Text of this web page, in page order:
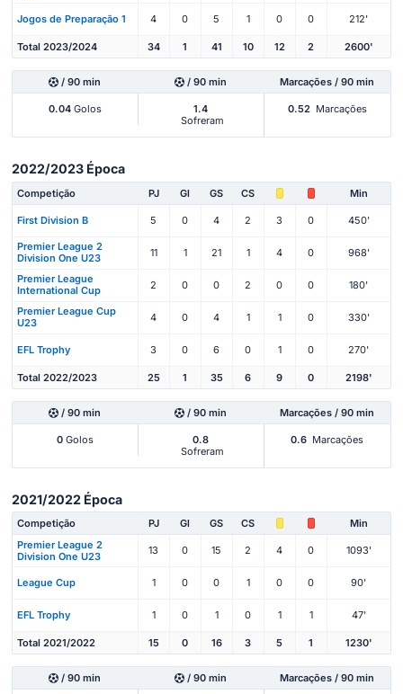
Jogos de Preparação 1 4 0 5 1 0 0 212'
Total 2023/2024 34 1 41 10 12 2 2600'
/ 90 min / 90 min Marcações / 90 min
0.04Golos
1.4
Sofreram
0.52 Marcações
2022/2023 Época
Competição PJ Gl GS CS Min
First Division B 5 0 4 2 3 0 450'
Premier League 2
Division One U23
11 1 21 1 4 0 968'
Premier League
International Cup
2 0 0 2 0 0 180'
Premier League Cup
U23
4 0 4 1 1 0 330'
EFL Trophy 3 0 6 0 1 0 270'
Total 2022/2023 25 1 35 6 9 0 2198'
/ 90 min / 90 min Marcações / 90 min
0Golos
0.8
Sofreram
0.6 Marcações
2021/2022 Época
Competição PJ Gl GS CS
Min
Premier League 2
Division One U23
13 0 15 2 4 0 1093'
League Cup 1 0 0 1 0 0 90'
EFL Trophy 1 0 1 0 1 1 47'
Total 2021/2022 15 0 16 3 5 1 1230'
/ 90 min / 90 min Marcações / 90 min